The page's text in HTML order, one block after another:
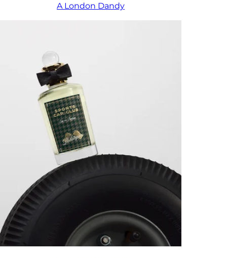
A London Dandy